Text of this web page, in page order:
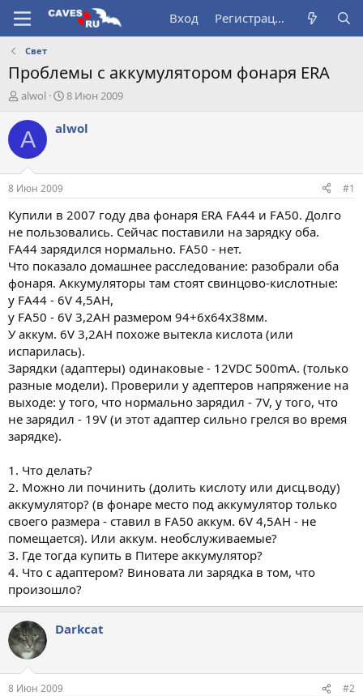
Вход Регистрация
Свет
Проблемы с аккумулятором фонаря ERA
А
т
о
т
е
м
ы
alwol
Д
т
а
л
8 Июн 2009
A alwol
8 Июн 2009 #1
Купили в 2007 году два фонаря ERA FA44 и FA50. Долго
не пользовались. Сейчас поставили на зарядку оба.
FA44 зарядился нормально. FA50 - нет.
Что показало домашнее расследование: разобрали оба
фонаря. Аккумуляторы там стоят свинцово-кислотные:
у FA44 - 6V 4,5AH,
у FA50 - 6V 3,2AH размером 94+6х64х38мм.
У аккум. 6V 3,2AH похоже вытекла кислота (или
испарилась).
Зарядки (адаптеры) одинаковые - 12VDC 500mA. (только
разные модели). Проверили у адептеров напряжение на
выходе: у того, что нормально зарядил - 7V, у того, что
не зарядил - 19V (и этот адаптер сильно грелся во время
зарядке).
1. Что делать?
2. Можно ли починить (долить кислоту или дисц.воду)
аккумулятор? (в фонаре место под аккумулятор только
своего размера - ставил в FA50 аккум. 6V 4,5AH - не
помещается). Или аккум. необслуживаемые?
3. Где тогда купить в Питере аккумулятор?
4. Что с адаптером? Виновата ли зарядка в том, что
произошло?
Darkcat
8 Июн 2009 #2